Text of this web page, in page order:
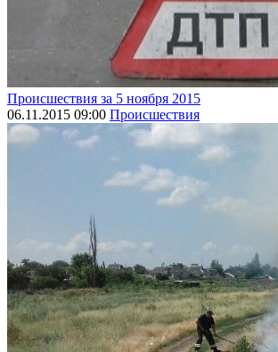
Происшествия за 5 ноября 2015
06.11.2015 09:00 Происшествия